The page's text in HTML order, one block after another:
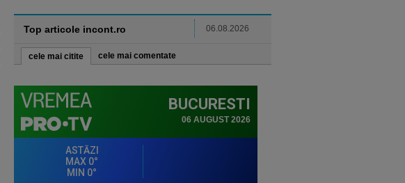
Top articole incont.ro 06.08.2026
cele mai citite cele mai comentate